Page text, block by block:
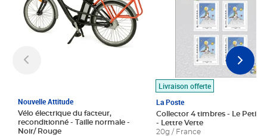
Nouvelle Attitude
Vélo électrique du facteur,
reconditionné - Taille normale -
Noir/ Rouge
Livraison offerte
La Poste
Collector 4 timbres - Le Petit
- Lettre Verte
20g / France